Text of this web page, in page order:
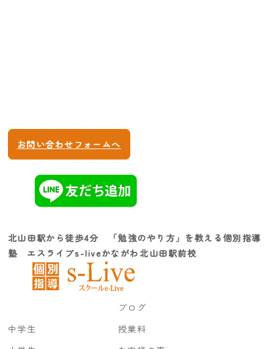
お問い合わせフォームへ
北山田駅から徒歩4分 「勉強のやり方」を教える個別指導
塾 エスライブs-liveかながわ北山田駅前校
中学生
ブログ
授業料